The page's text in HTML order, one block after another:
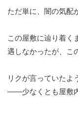
ただ単に、闇の気配
この屋敷に辿り着く
遇しなかったが、こ
リクが言っていたよ
——少なくとも屋敷